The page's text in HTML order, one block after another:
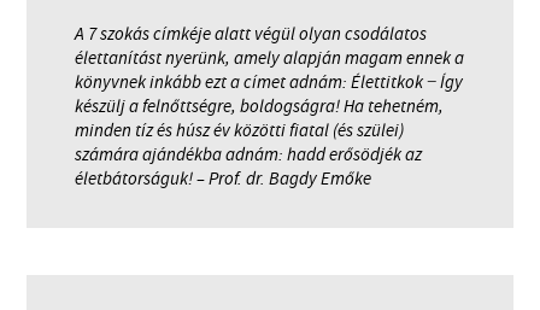
A 7 szokás címkéje alatt végül olyan csodálatos
élettanítást nyerünk, amely alapján magam ennek a
könyvnek inkább ezt a címet adnám: Élettitkok − Így
készülj a felnőttségre, boldogságra! Ha tehetném,
minden tíz és húsz év közötti fiatal (és szülei)
számára ajándékba adnám: hadd erősödjék az
életbátorságuk! – Prof. dr. Bagdy Emőke